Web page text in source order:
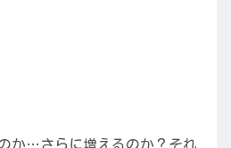
か…さらに増えるのか？それ